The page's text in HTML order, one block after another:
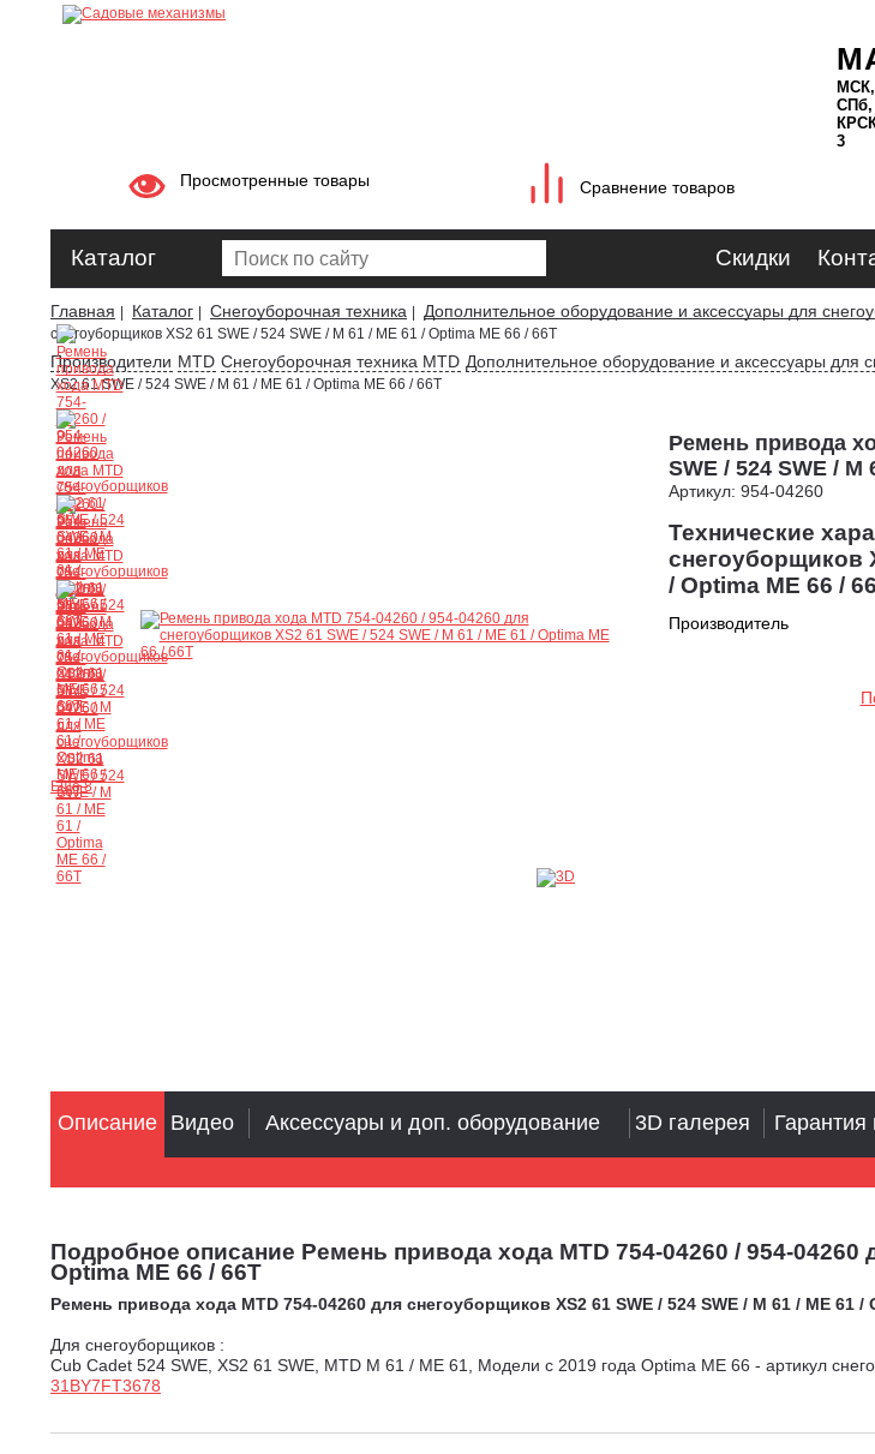
СПб,
3
Просмотренные товары Сравнение товаров
Каталог Скидки
Главная Каталог Снегоуборочная техника Дополнительное оборудование и аксессуары для
снегоуборщиков XS2 61 SWE / 524 SWE / M 61 / ME 61 / Optima ME 66 / 66T
Производители MTD Снегоуборочная техника MTD Дополнительное оборудование и аксессуары для
XS2 61 SWE / 524 SWE / M 61 / ME 61 / Optima ME 66 / 66T
Ещё 8
Ремень привода
SWE / 524 SWE / M
Артикул: 954-04260
Технические
снегоуборщиков
/ Optima ME 66 /
Производитель
Подробное описание Ремень привода хода MTD 754-04260 / 954-04260
Optima ME 66 / 66T
Ремень привода хода MTD 754-04260 для снегоуборщиков XS2 61 SWE / 524 SWE / M 61 / ME 61 /
Для снегоуборщиков :
Cub Cadet 524 SWE, XS2 61 SWE, MTD M 61 / ME 61, Модели c 2019 года Optima ME 66 - артикул
31BY7FT3678
Описание Видео Аксессуары и доп. оборудование 3D галерея Гарантия